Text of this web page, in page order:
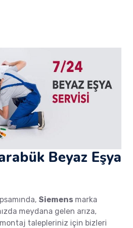
Beyaz Eşya
Siemens marka
meydana gelen arıza,
montaj talepleriniz için bizleri